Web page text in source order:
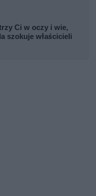
Ci w oczy i wie,
szokuje właścicieli